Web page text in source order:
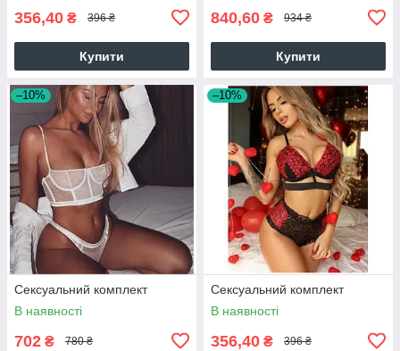
356,40 ₴ 396 ₴
Купити
840,60 ₴ 934 ₴
Купити
–10%
Сексуальний комплект
В наявності
702 ₴ 780 ₴
–10%
Сексуальний комплект
В наявності
356,40 ₴ 396 ₴